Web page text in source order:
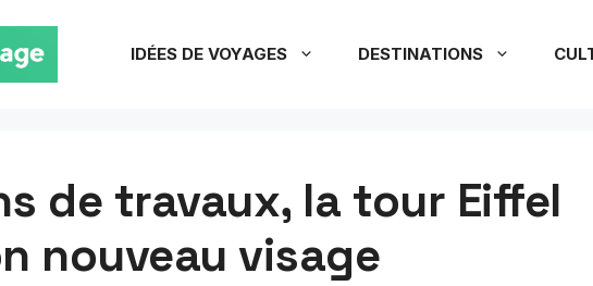
IDÉES DE VOYAGES DESTINATIONS
de travaux, la tour Eiffel
nouveau visage